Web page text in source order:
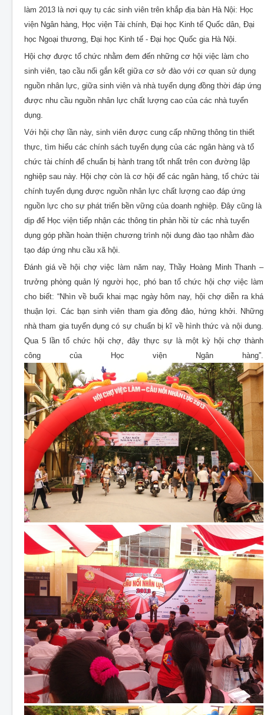
làm 2013 là nơi quy tụ các sinh viên trên khắp địa bàn Hà Nội: Học
viện Ngân hàng, Học viện Tài chính, Đại học Kinh tế Quốc dân, Đại
học Ngoại thương, Đại học Kinh tế - Đại học Quốc gia Hà Nội.
Hội chợ được tổ chức nhằm đem đến những cơ hội việc làm cho
sinh viên, tạo cầu nối gắn kết giữa cơ sở đào với cơ quan sử dụng
nguồn nhân lực, giữa sinh viên và nhà tuyển dụng đồng thời đáp ứng
được nhu cầu nguồn nhân lực chất lượng cao của các nhà tuyển
dụng.
Với hội chợ lần này, sinh viên được cung cấp những thông tin thiết
thực, tìm hiểu các chính sách tuyển dụng của các ngân hàng và tổ
chức tài chính để chuẩn bị hành trang tốt nhất trên con đường lập
nghiệp sau này. Hội chợ còn là cơ hội để các ngân hàng, tổ chức tài
chính tuyển dụng được nguồn nhân lực chất lượng cao đáp ứng
nguồn lực cho sự phát triển bền vững của doanh nghiệp. Đây cũng là
dịp để Học viện tiếp nhận các thông tin phản hồi từ các nhà tuyển
dụng góp phần hoàn thiện chương trình nội dung đào tạo nhằm đào
tạo đáp ứng nhu cầu xã hội.
Đánh giá về hội chợ việc làm năm nay, Thầy Hoàng Minh Thanh –
trưởng phòng quản lý người học, phó ban tổ chức hội chợ việc làm
cho biết: “Nhìn về buổi khai mạc ngày hôm nay, hội chợ diễn ra khá
thuận lợi. Các bạn sinh viên tham gia đông đảo, hứng khởi. Những
nhà tham gia tuyển dụng có sự chuẩn bị kĩ về hình thức và nội dung.
Qua 5 lần tổ chức hội chợ, đây thực sự là một kỳ hội chợ thành
công của Học viện Ngân hàng”.